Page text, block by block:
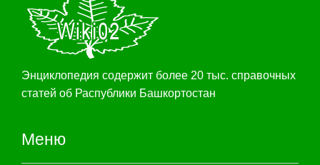
Энциклопедия содержит более 20 тыс. справочных
статей об Распублики Башкортостан
Меню